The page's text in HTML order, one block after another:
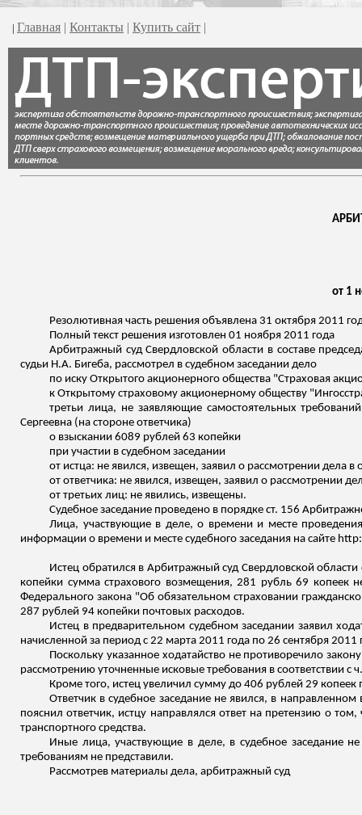
| Главная | Контакты | Купить сайт |
от 1
Резолютивная часть решения объявлена 31 октября 2011
Полный текст решения изготовлен 01 ноября 2011 года
Арбитражный суд Свердловской области в составе
судьи Н.А. Бигеба, рассмотрел в судебном заседании дело
по иску Открытого акционерного общества "Страховая
к Открытому страховому акционерному обществу
третьи лица, не заявляющие самостоятельных
Сергеевна (на стороне ответчика)
о взыскании 6089 рублей 63 копейки
при участии в судебном заседании
от истца: не явился, извещен, заявил о рассмотрении дела в
от ответчика: не явился, извещен, заявил о рассмотрении
от третьих лиц: не явились, извещены.
Судебное заседание проведено в порядке ст. 156
Лица, участвующие в деле, о времени и месте
информации о времени и месте судебного заседания на сайте
Истец обратился в Арбитражный суд Свердловской
копейки сумма страхового возмещения, 281 рубль 69 копеек
Федерального закона "Об обязательном страховании
287 рублей 94 копейки почтовых расходов.
Истец в предварительном судебном заседании заявил
начисленной за период с 22 марта 2011 года по 26 сентября 2011
Поскольку указанное ходатайство не противоречило
рассмотрению уточненные исковые требования в соответствии
Кроме того, истец увеличил сумму до 406 рублей 29
Ответчик в судебное заседание не явился, в
пояснил ответчик, истцу направлялся ответ на претензию о
транспортного средства.
Иные лица, участвующие в деле, в судебное заседание
требованиям не представили.
Рассмотрев материалы дела, арбитражный суд